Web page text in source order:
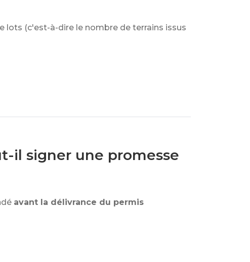
(c'est-à-dire le nombre de terrains issus
il signer une promesse
avant la délivrance du permis